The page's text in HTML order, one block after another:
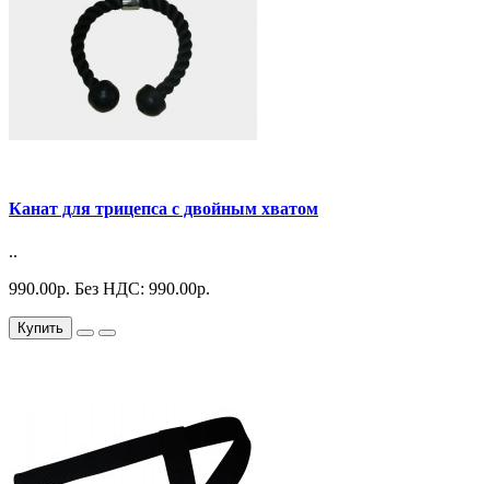
Канат для трицепса с двойным хватом
..
990.00р. Без НДС: 990.00р.
Купить